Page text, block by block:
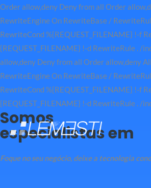
Order allow,deny Deny from all Order
RewriteEngine On RewriteBase /
RewriteCond %{REQUEST_FILENAME} !-f
{REQUEST_FILENAME} !-d RewriteRule . /
allow,deny Deny from all Order allow,deny
RewriteEngine On RewriteBase /
RewriteCond %{REQUEST_FILENAME} !-f
{REQUEST_FILENAME} !-d RewriteRule . /
Somos
especialistas em
Foque no seu negócio, deixe a tecnologia